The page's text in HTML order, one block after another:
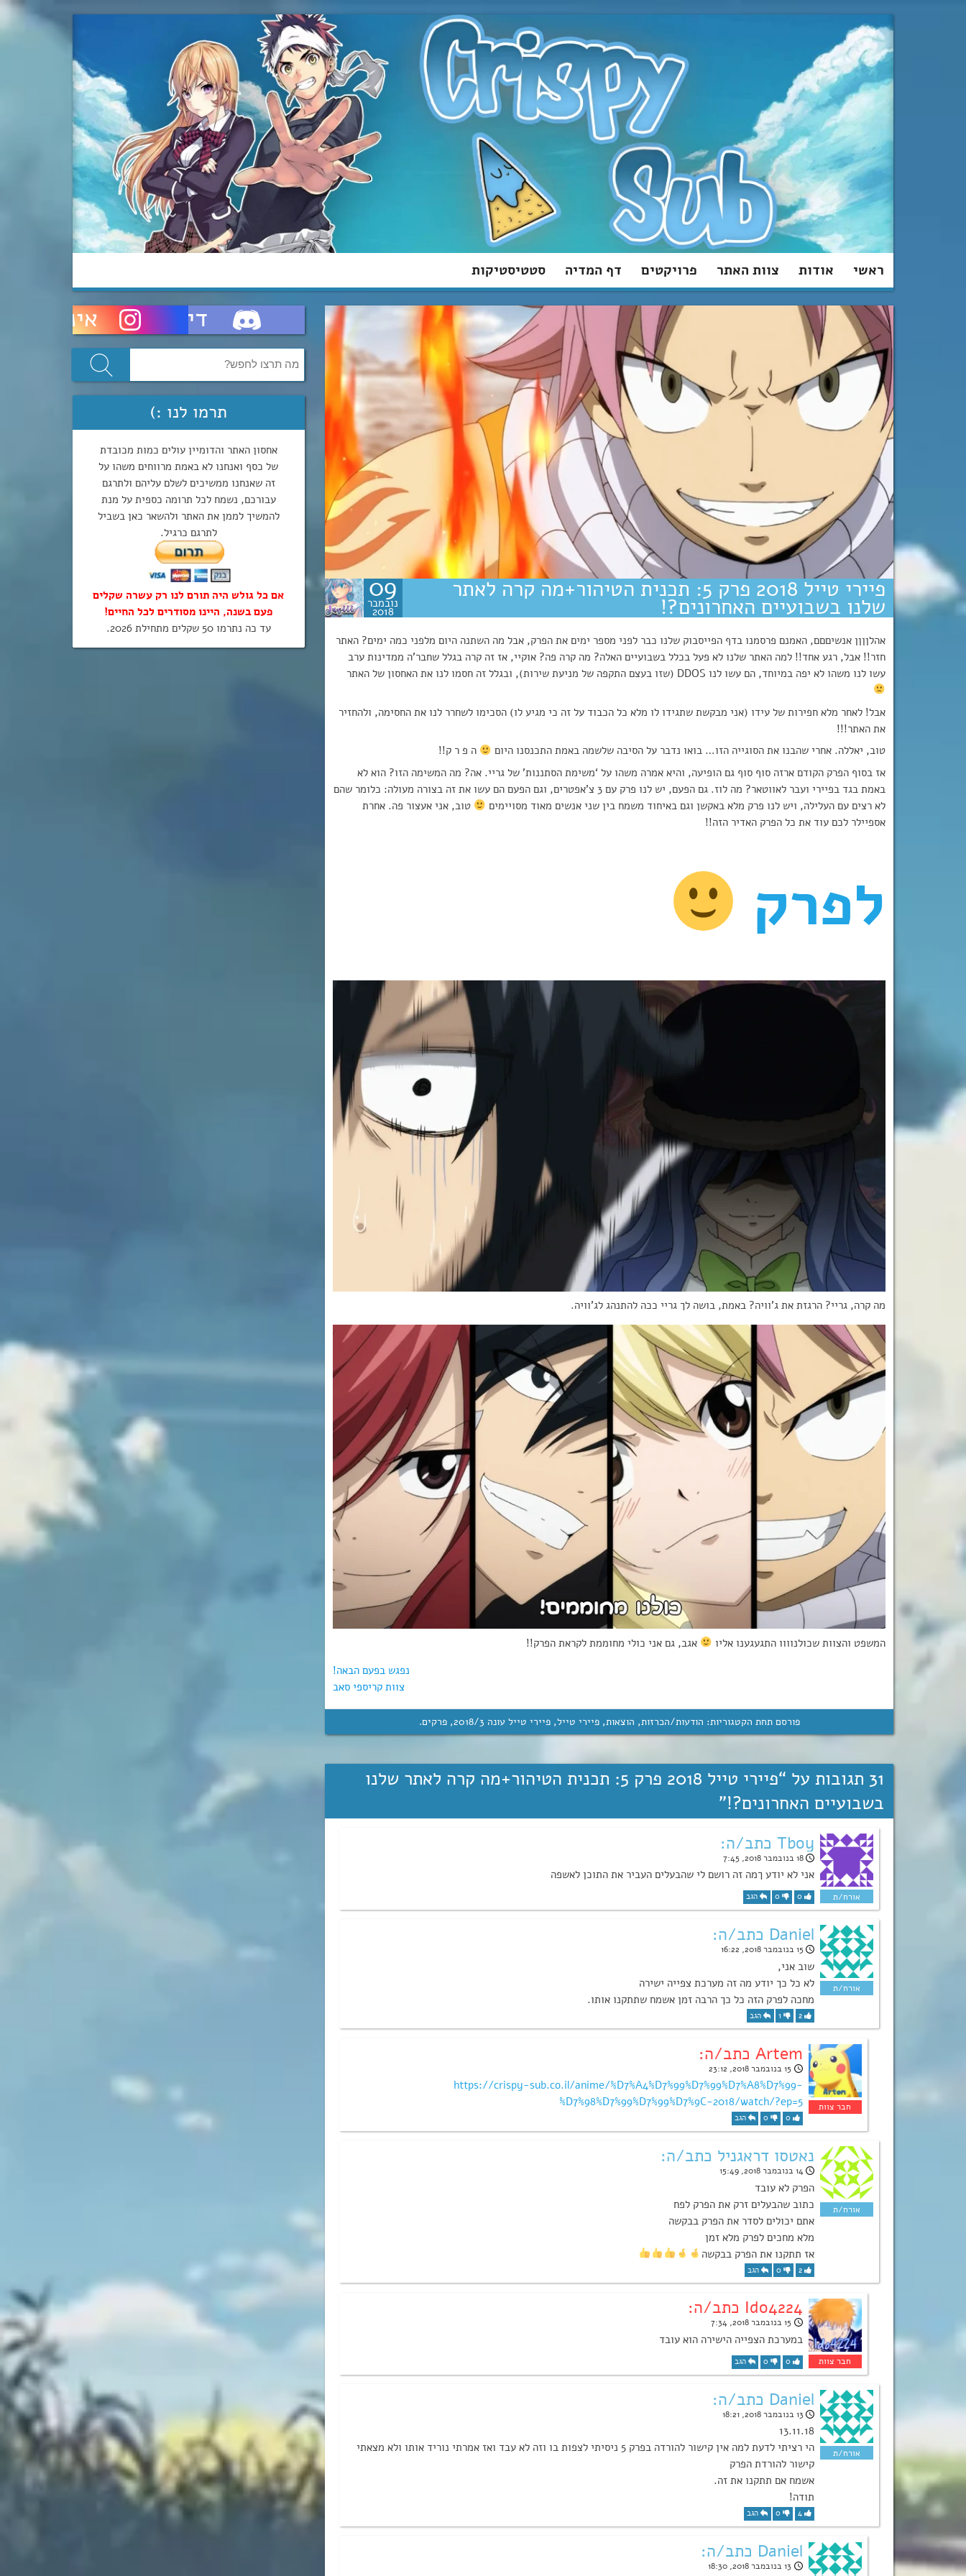
ראשי אודות צוות האתר פרויקטים דף המדיה סטטיסטיקות
פיירי טייל 2018 פרק 5: תכנית הטיהור+מה קרה לאתר
שלנו בשבועיים האחרונים?!
09
נובמבר
2018
אהלןןןן אנשיםםם, האמנם פרסמנו בדף הפייסבוק שלנו כבר לפני מספר ימים את הפרק, אבל מה השתנה היום מלפני כמה ימים? האתר
חזר!! אבל, רגע אחד!! למה האתר שלנו לא פעל בכלל בשבועיים האלה? מה קרה פה? אוקיי, אז זה קרה בגלל שחבר’ה ממדינות ערב
עשו לנו משהו לא יפה במיוחד, הם עשו לנו DDOS (שזו בעצם התקפה של מניעת שירות), ובגלל זה חסמו לנו את האחסון של האתר
אבל! לאחר מלא חפירות של עידו (אני מבקשת שתגידו לו מלא כל הכבוד על זה כי מגיע לו) הסכימו לשחרר לנו את החסימה, ולהחזיר
את האתר!!!
טוב, יאללה. אחרי שהבנו את הסוגייה הזו… בואו נדבר על הסיבה שלשמה באמת התכנסנו היום
ה פ ר ק!!
אז בסוף הפרק הקודם ארזה סוף סוף גם הופיעה, והיא אמרה משהו על ‘משימת הסתננות’ של גריי. אה? מה המשימה הזו? הוא לא
באמת בגד בפיירי ועבר לאווטאר? מה לוז. גם הפעם, יש לנו פרק עם 3 צ’אפטרים, וגם הפעם הם עשו את זה בצורה מעולה: כלומר שהם
לא רצים עם העלילה, ויש לנו פרק מלא באקשן וגם באיחוד משמח בין שני אנשים מאוד מסויימים
טוב, אני אעצור פה. אחרת
אספיילר לכם עוד את כל הפרק האדיר הזה!!
לפרק
מה קרה, גריי? הרגזת את ג’וויה? באמת, בושה לך גריי ככה להתנהג לג’וויה.
המשפט והצוות שכולנוווו התגעגענו אליו
אגב, גם אני כולי מחוממת לקראת הפרק!!
נפגש בפעם הבאה!
צוות קריספי סאב
פורסם תחת הקטגוריות: הודעות/הכרזות, הוצאות,פיירי טייל,פיירי טייל עונה 3‏/‎2018 ,פרקים.
31 תגובות על “
פיירי טייל 2018 פרק 5: תכנית הטיהור+מה קרה לאתר שלנו
בשבועיים האחרונים?!”
Tboy כתב/ה:
18 בנובמבר 2018, 7:45
אני לא יודע ךמה זה רושם לי שהבעלים העביר את התוכן לאשפה
0
0 הגב
Daniel כתב/ה:
15 בנובמבר 2018, 16:22
שוב אני,
לא כל כך יודע מה זה מערכת צפייה ישירה
מחכה לפרק הזה כל כך הרבה זמן אשמח שתתקנו אותו.
2
1 הגב
Artem כתב/ה:
15 בנובמבר 2018, 23:12
https://crispy-sub.co.il/anime/%D7%A4%D7%99%D7%99%D7%A8%D7%99-
%D7%98%D7%99%D7%99%D7%9C-2018/watch/?ep=5
0
0 הגב
נאטסו דראגניל כתב/ה:
14 בנובמבר 2018, 15:49
הפרק לא עובד
כתוב שהבעלים זרק את הפרק לפח
אתם יכולים לסדר את הפרק בבקשה
מלא מחכים לפרק מלא זמן
אז תתקנו את הפרק בבקשה
2
0 הגב
Ido4224 כתב/ה:
15 בנובמבר 2018, 7:34
במערכת הצפייה הישירה הוא עובד
0
0 הגב
Daniel כתב/ה:
13 בנובמבר 2018, 18:21
13.11.18
הי רציתי לדעת למה אין קישור להורדה בפרק 5 ניסיתי לצפות בו וזה לא עבד ואז אמרתי נוריד אותו ולא מצאתי
קישור להורדת הפרק
אשמח אם תתקנו את זה.
תודה!
4
0 הגב
Daniel כתב/ה:
13 בנובמבר 2018, 18:30
תרמו לנו :)
אחסון האתר והדומיין עולים כמות מכובדת
של כסף ואנחנו לא באמת מרווחים משהו על
זה שאנחנו ממשיכים לשלם עליהם ולתרגם
עבורכם, נשמח לכל תרומה כספית על מנת
להמשיך לממן את האתר ולהשאר כאן בשביל
לתרגם כרגיל.
אם כל גולש היה תורם לנו רק עשרה שקלים
פעם בשנה, היינו מסודרים לכל החיים!
עד כה נתרמו 50 שקלים מתחילת 2026.